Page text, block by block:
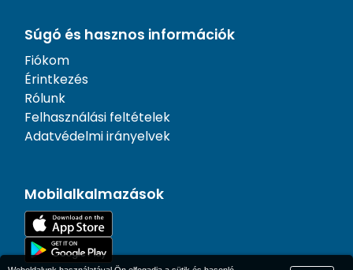
Súgó és hasznos információk
Fiókom
Érintkezés
Rólunk
Felhasználási feltételek
Adatvédelmi irányelvek
Mobilalkalmazások